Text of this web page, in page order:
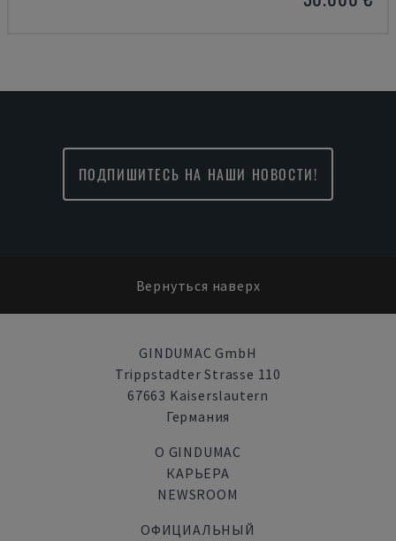
ПОДПИШИТЕСЬ НА НАШИ НОВОСТИ!
Вернуться наверх
GINDUMAC GmbH
Trippstadter Strasse 110
67663 Kaiserslautern
Германия
О GINDUMAC
КАРЬЕРА
NEWSROOM
ОФИЦИАЛЬНЫЙ